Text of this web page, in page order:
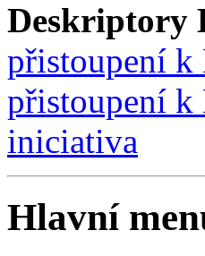
Deskriptory
přistoupení k
přistoupení k
iniciativa
Hlavní